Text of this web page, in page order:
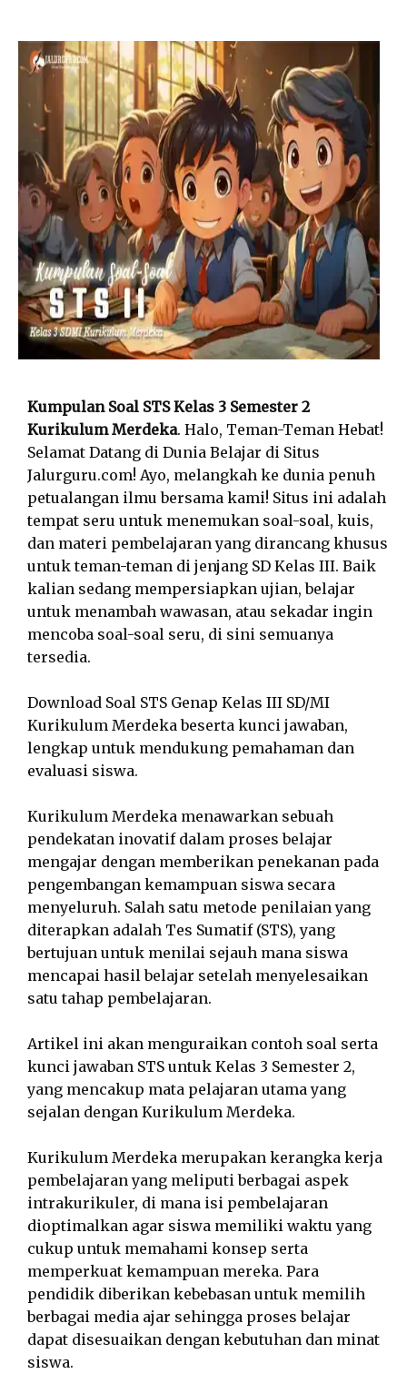
Kumpulan Soal STS Kelas 3 Semester 2
Kurikulum Merdeka. Halo, Teman-Teman Hebat!
Selamat Datang di Dunia Belajar di Situs
Jalurguru.com! Ayo, melangkah ke dunia penuh
petualangan ilmu bersama kami! Situs ini adalah
tempat seru untuk menemukan soal-soal, kuis,
dan materi pembelajaran yang dirancang khusus
untuk teman-teman di jenjang SD Kelas III. Baik
kalian sedang mempersiapkan ujian, belajar
untuk menambah wawasan, atau sekadar ingin
mencoba soal-soal seru, di sini semuanya
tersedia.
Download Soal STS Genap Kelas III SD/MI
Kurikulum Merdeka beserta kunci jawaban,
lengkap untuk mendukung pemahaman dan
evaluasi siswa.
Kurikulum Merdeka menawarkan sebuah
pendekatan inovatif dalam proses belajar
mengajar dengan memberikan penekanan pada
pengembangan kemampuan siswa secara
menyeluruh. Salah satu metode penilaian yang
diterapkan adalah Tes Sumatif (STS), yang
bertujuan untuk menilai sejauh mana siswa
mencapai hasil belajar setelah menyelesaikan
satu tahap pembelajaran.
Artikel ini akan menguraikan contoh soal serta
kunci jawaban STS untuk Kelas 3 Semester 2,
yang mencakup mata pelajaran utama yang
sejalan dengan Kurikulum Merdeka.
Kurikulum Merdeka merupakan kerangka kerja
pembelajaran yang meliputi berbagai aspek
intrakurikuler, di mana isi pembelajaran
dioptimalkan agar siswa memiliki waktu yang
cukup untuk memahami konsep serta
memperkuat kemampuan mereka. Para
pendidik diberikan kebebasan untuk memilih
berbagai media ajar sehingga proses belajar
dapat disesuaikan dengan kebutuhan dan minat
siswa.